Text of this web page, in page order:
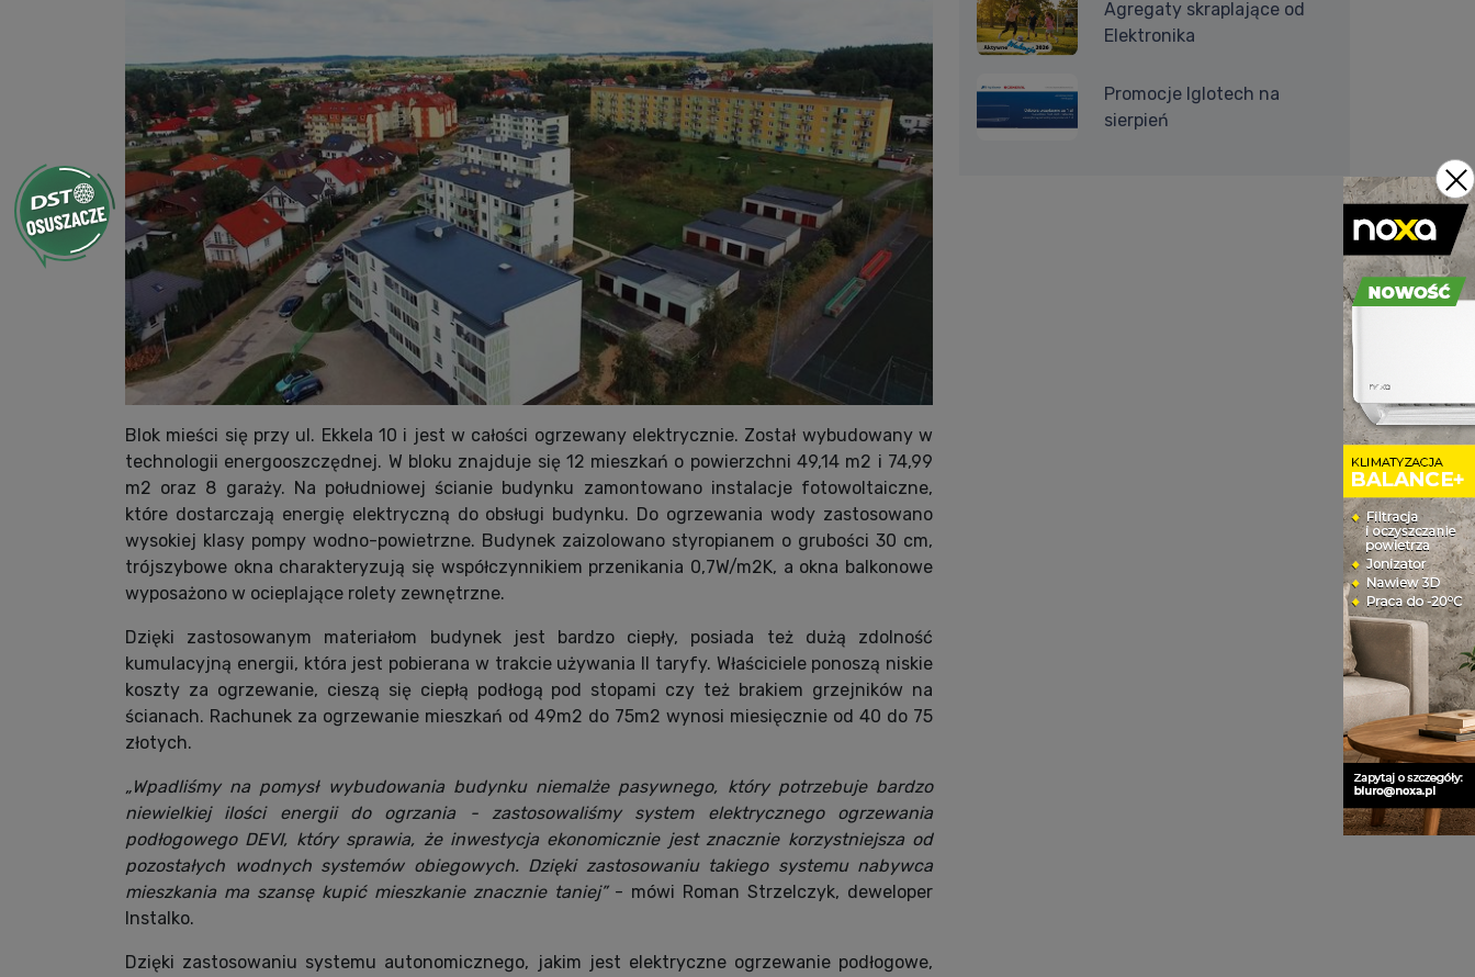
Blok mieści się przy ul. Ekkela 10 i jest w całości ogrzewany elektrycznie. Został wybudowany w
technologii energooszczędnej. W bloku znajduje się 12 mieszkań o powierzchni 49,14 m2 i 74,99
m2 oraz 8 garaży. Na południowej ścianie budynku zamontowano instalacje fotowoltaiczne,
które dostarczają energię elektryczną do obsługi budynku. Do ogrzewania wody zastosowano
wysokiej klasy pompy wodno-powietrzne. Budynek zaizolowano styropianem o grubości 30 cm,
trójszybowe okna charakteryzują się współczynnikiem przenikania 0,7W/m2K, a okna balkonowe
wyposażono w ocieplające rolety zewnętrzne.
Dzięki zastosowanym materiałom budynek jest bardzo ciepły, posiada też dużą zdolność
kumulacyjną energii, która jest pobierana w trakcie używania II taryfy. Właściciele ponoszą niskie
koszty za ogrzewanie, cieszą się ciepłą podłogą pod stopami czy też brakiem grzejników na
ścianach. Rachunek za ogrzewanie mieszkań od 49m2 do 75m2 wynosi miesięcznie od 40 do 75
złotych.
„Wpadliśmy na pomysł wybudowania budynku niemalże pasywnego, który potrzebuje bardzo
niewielkiej ilości energii do ogrzania - zastosowaliśmy system elektrycznego ogrzewania
podłogowego DEVI, który sprawia, że inwestycja ekonomicznie jest znacznie korzystniejsza od
pozostałych wodnych systemów obiegowych. Dzięki zastosowaniu takiego systemu nabywca
mieszkania ma szansę kupić mieszkanie znacznie taniej”- mówi Roman Strzelczyk, deweloper
Instalko.
Dzięki zastosowaniu systemu autonomicznego, jakim jest elektryczne ogrzewanie podłogowe,
Agregaty skraplające od
Elektronika
Promocje Iglotech na
sierpień